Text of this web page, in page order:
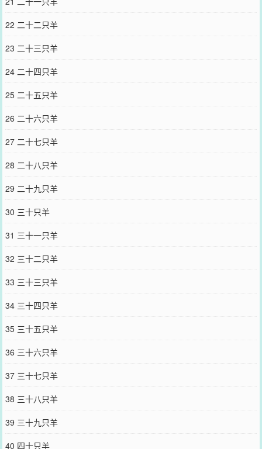
调戏礼部侍郎被扣了！”萧应怀两眼一黑。咬牙切齿：“把人给我带回
来。”-暗卫这活一点都不好做，吃不饱穿不暖，二十四小时待命还天
天睡房梁，宋俭顶着两个大黑眼圈，天天暗骂萧应怀狗皇帝。后来萧
应怀良心发现，说要满足他一个愿望。宋俭背着手乖乖道：“能不睡房
梁吗？我、我睡姿不好，容易掉下去。”萧应怀慢悠悠笑了声：“允
了。”当晚宋俭就被捆上了龙床。萧应怀轻轻勾着他的衣带，嗓音低
沉：“暗卫大人好腰。”宋俭：“？？？”-宋俭：能不当暗卫吗？萧应
怀：可以当皇后。穿越后从心腹变成心腹大患了捏:)
您要是觉得《谁教你这么当室友的
和微博微信里的朋友推荐哦！
22 二十二只羊
23 二十三只羊
24 二十四只羊
25 二十五只羊
26 二十六只羊
27 二十七只羊
28 二十八只羊
29 二十九只羊
30 三十只羊
31 三十一只羊
32 三十二只羊
33 三十三只羊
34 三十四只羊
35 三十五只羊
36 三十六只羊
37 三十七只羊
38 三十八只羊
39 三十九只羊
40 四十只羊